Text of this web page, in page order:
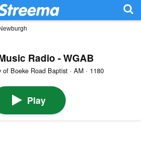
Newburgh
Radio - WGAB
of Boeke Road Baptist · AM · 1180
Play